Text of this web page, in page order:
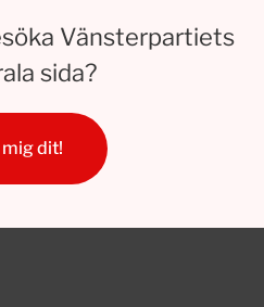
Vänsterpartiets
sida?
mig dit!